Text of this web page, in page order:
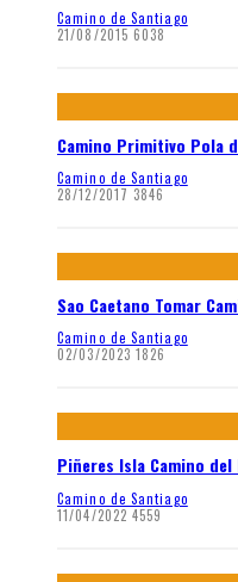
Camino de Santiago
21/08/2015 6038
Camino Primitivo Pola
Camino de Santiago
28/12/2017 3846
Sao Caetano Tomar
Camino de Santiago
02/03/2023 1826
Piñeres Isla Camino
Camino de Santiago
11/04/2022 4559